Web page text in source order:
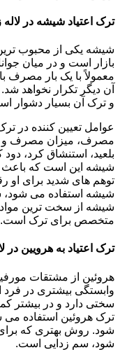
ترک اعتیاد شیشه در لاله
شیشه یکی از محبوب
بازار است و در میان
معمولاً با یک بار
آن دیگر تکرار نخواهد
و ترک آن بسیار دشوار
عوامل تعیین کننده
مصرف، میزان مصرف و
بلعید، استنشاق کرد،
شیشه این است که باعث
توهم های شدید برای او
شیشه استفاده می
شیشه از سخت ترین مواد
متخصص برای ترک است.
ترک اعتیاد به هرویین در
هروئین از مشتقات
وابستگی بیشتری در فرد
سختی دارد و در بیشتر
ترک هروئین استفاده می
شود. روش بهتری که
شود، سم زدایی است.